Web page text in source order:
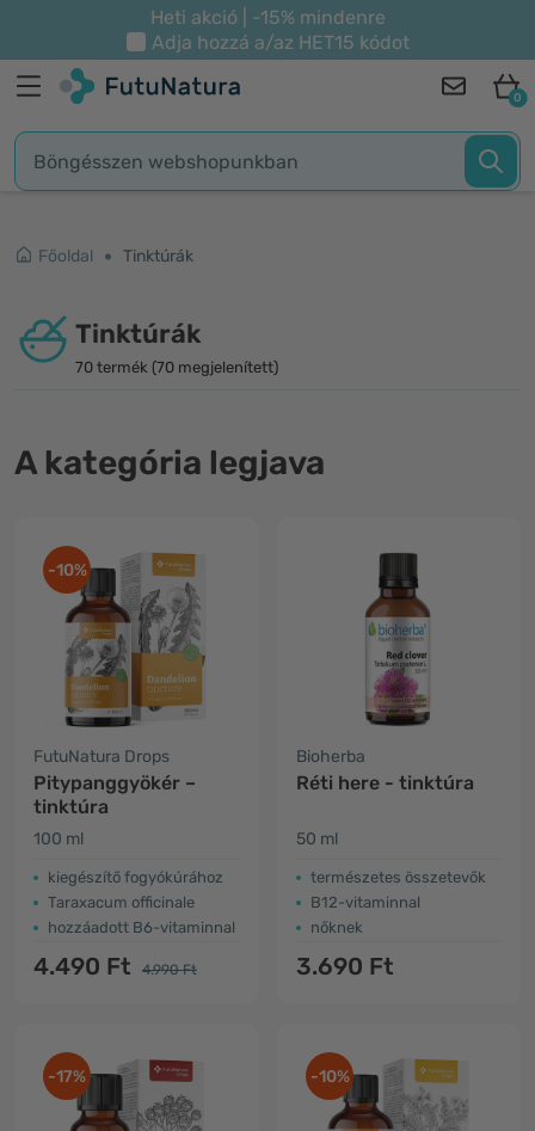
Heti akció | -15% mindenre
Adja hozzá a/az HET15 kódot
0
Főoldal Tinktúrák
Tinktúrák
70 termék (70 megjelenített)
A kategória legjava
-10%
FutuNatura Drops
Pitypanggyökér –
tinktúra
100 ml
kiegészítő fogyókúrához
Taraxacum officinale
hozzáadott B6-vitaminnal
4.490 Ft 4.990 Ft
Bioherba
Réti here - tinktúra
50 ml
természetes összetevők
B12-vitaminnal
nőknek
3.690 Ft
-17% -10%